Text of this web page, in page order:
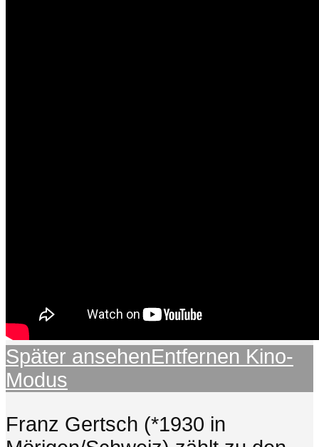
Später ansehenEntfernen Kino-
Modus
Franz Gertsch (*1930 in